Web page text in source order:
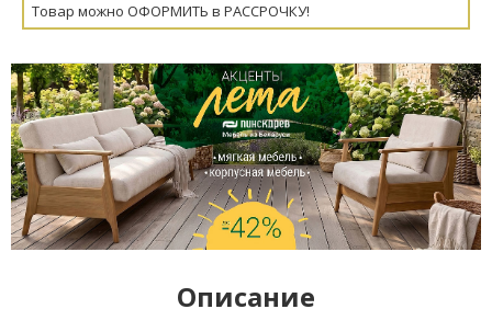
Товар можно ОФОРМИТЬ в РАССРОЧКУ!
Описание